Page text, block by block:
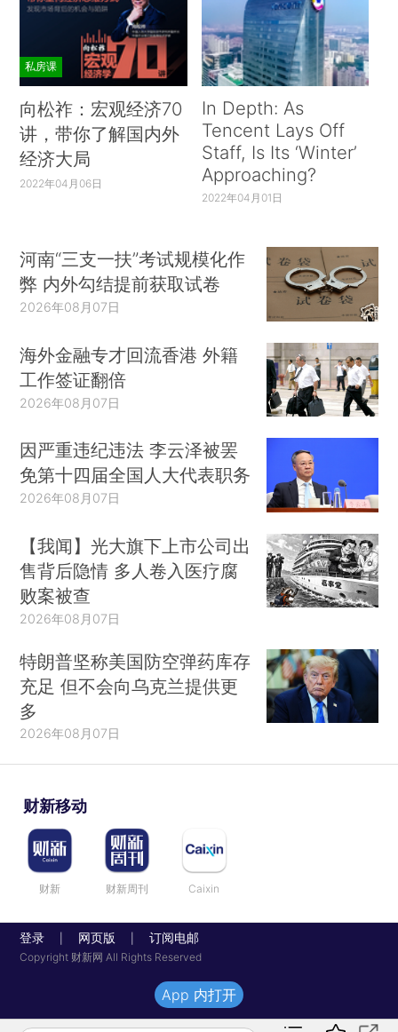
私房课
向松祚：宏观经济70
讲，带你了解国内外
经济大局
2022年04月06日
In Depth: As
Tencent Lays Off
Staff, Is Its ‘Winter’
Approaching?
2022年04月01日
河南“三支一扶”考试规模化作
弊 内外勾结提前获取试卷
2026年08月07日
海外金融专才回流香港 外籍
工作签证翻倍
2026年08月07日
因严重违纪违法 李云泽被罢
免第十四届全国人大代表职务
2026年08月07日
【我闻】光大旗下上市公司出
售背后隐情 多人卷入医疗腐
败案被查
2026年08月07日
特朗普坚称美国防空弹药库存
充足 但不会向乌克兰提供更
多
2026年08月07日
财新移动
财新 财新周刊 Caixin
登录 网页版 订阅电邮
Copyright 财新网 All Rights Reserved
App 内打开